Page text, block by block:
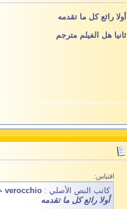
أولا رائع كل ما تقدمه
ثانيا هل الفيلم مترجم
اقتباس:
كاتب النص الأصلي : verocchio
أولا رائع كل ما تقدمه